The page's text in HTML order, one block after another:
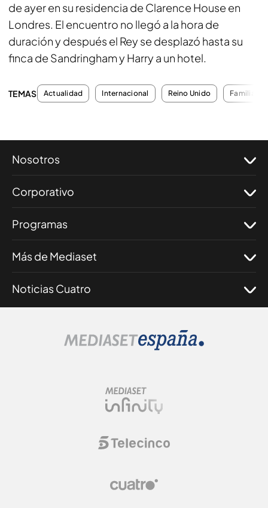
de ayer en su residencia de Clarence House en
Londres. El encuentro no llegó a la hora de
duración y después el Rey se desplazó hasta su
finca de Sandringham y Harry a un hotel.
TEMAS Actualidad Internacional Reino Unido Familia
Nosotros
Corporativo
Programas
Más de Mediaset
Noticias Cuatro